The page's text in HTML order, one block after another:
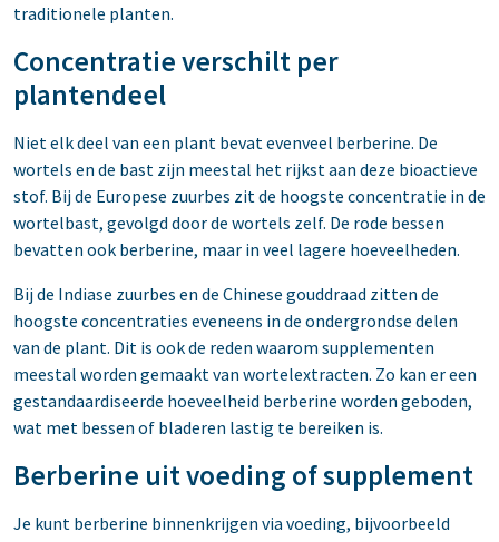
traditionele planten.
Concentratie verschilt per
plantendeel
Niet elk deel van een plant bevat evenveel berberine. De
wortels en de bast zijn meestal het rijkst aan deze bioactieve
stof. Bij de Europese zuurbes zit de hoogste concentratie in de
wortelbast, gevolgd door de wortels zelf. De rode bessen
bevatten ook berberine, maar in veel lagere hoeveelheden.
Bij de Indiase zuurbes en de Chinese gouddraad zitten de
hoogste concentraties eveneens in de ondergrondse delen
van de plant. Dit is ook de reden waarom supplementen
meestal worden gemaakt van wortelextracten. Zo kan er een
gestandaardiseerde hoeveelheid berberine worden geboden,
wat met bessen of bladeren lastig te bereiken is.
Berberine uit voeding of supplement
Je kunt berberine binnenkrijgen via voeding, bijvoorbeeld